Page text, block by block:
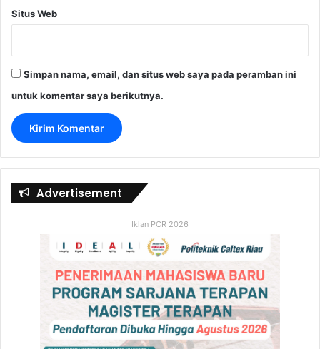
Situs Web
Simpan nama, email, dan situs web saya pada peramban ini
untuk komentar saya berikutnya.
Advertisement
Iklan PCR 2026